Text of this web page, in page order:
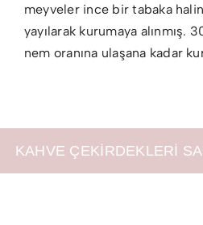
meyveler ince bir tabaka
yayılarak kurumaya alınmış.
nem oranına ulaşana kadar
KAHVE ÇEKIRDEKLERI